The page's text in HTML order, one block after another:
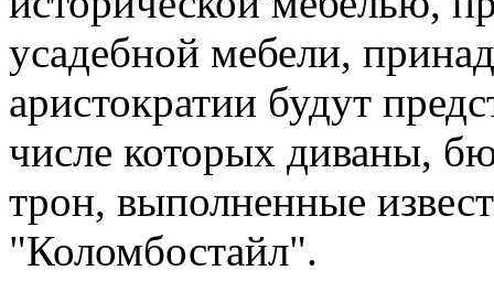
усадебной мебели,
аристократии будут
числе которых диваны,
трон, выполненные
"Коломбостайл".